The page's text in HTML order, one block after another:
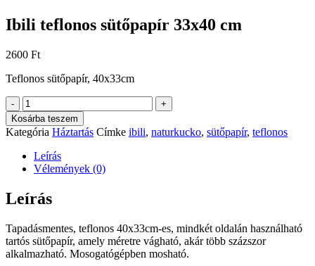
Ibili teflonos sütőpapír 33x40 cm
2600 Ft
Teflonos sütőpapír, 40x33cm
-
Ibili
teflonos
sütőpapír
33x40
cm
mennyiség
+
Kosárba teszem
Kategória Háztartás Címke ibili, naturkucko, sütőpapír, teflonos
Leírás
Vélemények (0)
Leírás
Tapadásmentes, teflonos 40x33cm-es, mindkét oldalán használható
tartós sütőpapír, amely méretre vágható, akár több százszor
alkalmazható. Mosogatógépben mosható.